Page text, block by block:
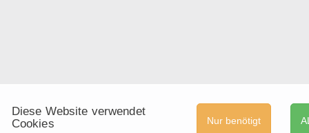
Nur benötigt
Diese Website verwendet
Cookies